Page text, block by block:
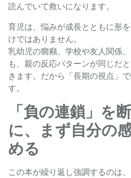
読んでいて救いになります。
育児は、悩みが成長とともに形
けではありません。
乳幼児の癇癪、学校や友人関係
も、親の反応パターンが同じだ
きます。だから「長期の視点」
す。
「負の連鎖」を
に、まず自分の
める
この本が繰り返し強調するのは